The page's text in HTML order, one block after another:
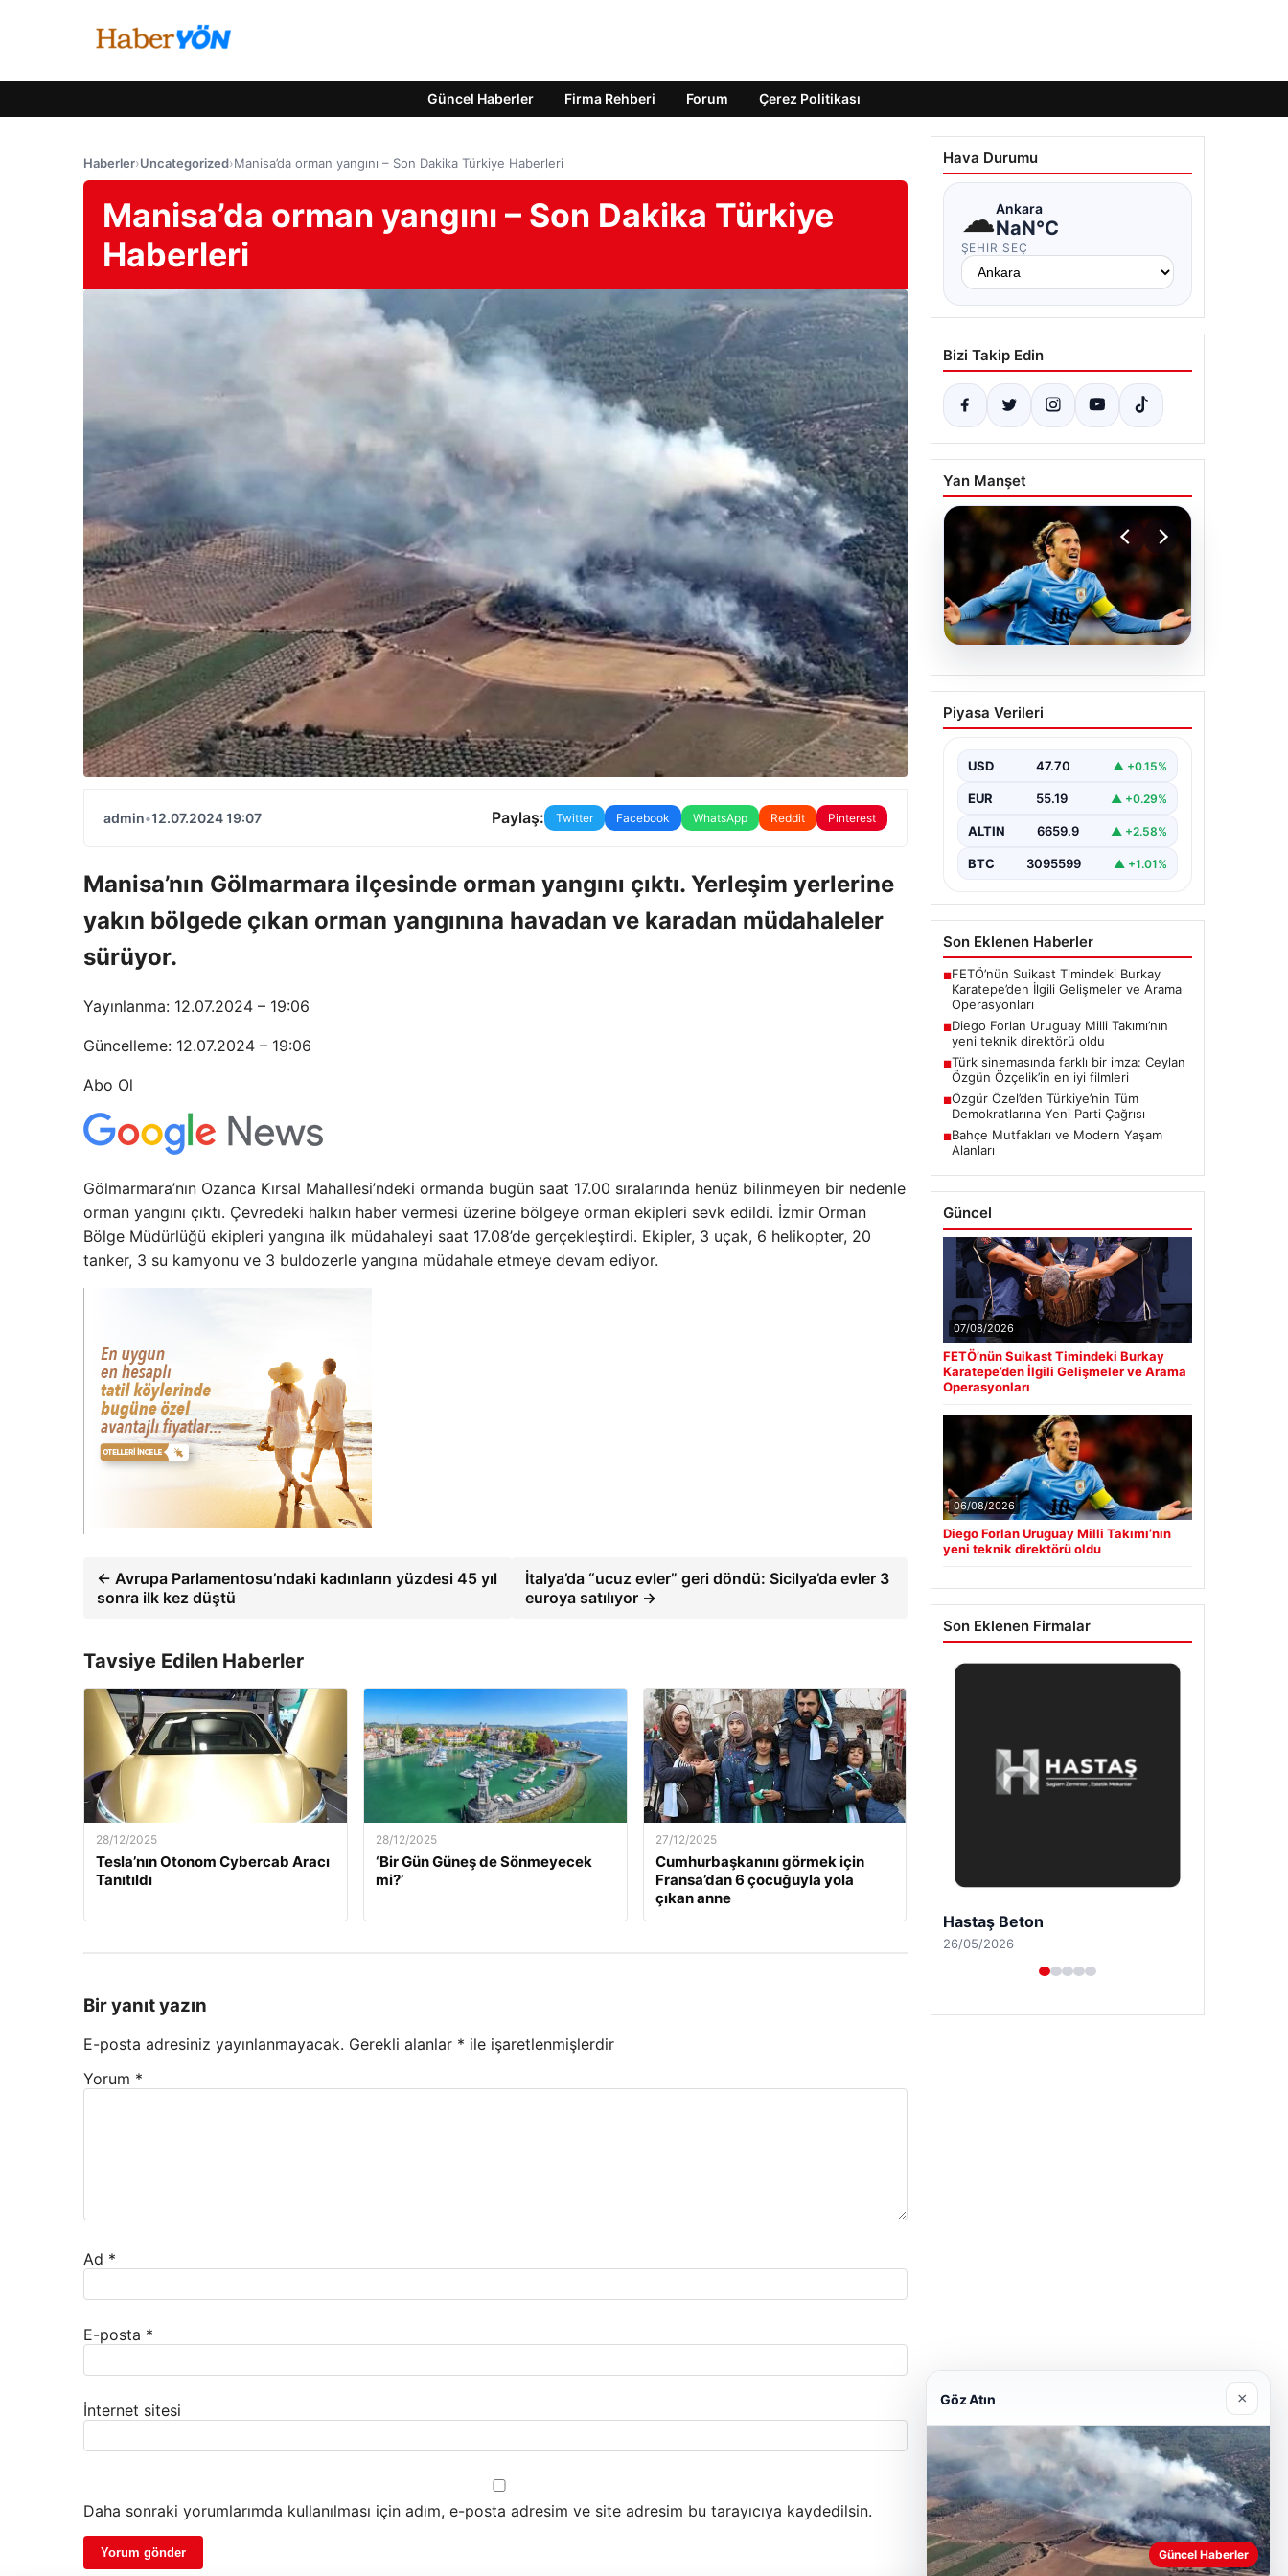
Güncel Haberler Firma Rehberi Forum Çerez Politikası
Haberler›Uncategorized›Manisa’da orman yangını – Son Dakika Türkiye Haberleri
Manisa’da orman yangını – Son Dakika Türkiye
Haberleri
admin•12.07.2024 19:07 Paylaş: Twitter Facebook WhatsApp Reddit Pinterest
Manisa’nın Gölmarmara ilçesinde orman yangını çıktı. Yerleşim yerlerine
yakın bölgede çıkan orman yangınına havadan ve karadan müdahaleler
sürüyor.
Yayınlanma: 12.07.2024 – 19:06
Güncelleme: 12.07.2024 – 19:06
Abo Ol
Gölmarmara’nın Ozanca Kırsal Mahallesi’ndeki ormanda bugün saat 17.00 sıralarında henüz bilinmeyen bir nedenle
orman yangını çıktı. Çevredeki halkın haber vermesi üzerine bölgeye orman ekipleri sevk edildi. İzmir Orman
Bölge Müdürlüğü ekipleri yangına ilk müdahaleyi saat 17.08’de gerçekleştirdi. Ekipler, 3 uçak, 6 helikopter, 20
tanker, 3 su kamyonu ve 3 buldozerle yangına müdahale etmeye devam ediyor.
← Avrupa Parlamentosu’ndaki kadınların yüzdesi 45 yıl
sonra ilk kez düştü
İtalya’da “ucuz evler” geri döndü: Sicilya’da evler 3
euroya satılıyor →
Tavsiye Edilen Haberler
28/12/2025
Tesla’nın Otonom Cybercab Aracı
Tanıtıldı
28/12/2025
‘Bir Gün Güneş de Sönmeyecek
mi?’
27/12/2025
Cumhurbaşkanını görmek için
Fransa’dan 6 çocuğuyla yola
çıkan anne
Bir yanıt yazın
E-posta adresiniz yayınlanmayacak. Gerekli alanlar * ile işaretlenmişlerdir
Yorum *
Ad *
E-posta *
İnternet sitesi
Daha sonraki yorumlarımda kullanılması için adım, e-posta adresim ve site adresim bu tarayıcıya kaydedilsin.
Hava Durumu
☁Ankara
NaN°C
ŞEHIR SEÇ
Bizi Takip Edin
Yan Manşet
06.08.2026
Diego Forlan Uruguay
Milli Takımı’nın yeni
Piyasa Verileri
USD 47.70 ▲ +0.15%
EUR 55.19 ▲ +0.29%
ALTIN 6659.9 ▲ +2.58%
BTC 3095599 ▲ +1.01%
Son Eklenen Haberler
■FETÖ’nün Suikast Timindeki Burkay
Karatepe’den İlgili Gelişmeler ve Arama
Operasyonları
■Diego Forlan Uruguay Milli Takımı’nın
yeni teknik direktörü oldu
■Türk sinemasında farklı bir imza: Ceylan
Özgün Özçelik’in en iyi filmleri
■Özgür Özel’den Türkiye’nin Tüm
Demokratlarına Yeni Parti Çağrısı
■Bahçe Mutfakları ve Modern Yaşam
Alanları
Güncel
07/08/2026
FETÖ’nün Suikast Timindeki Burkay
Karatepe’den İlgili Gelişmeler ve Arama
Operasyonları
06/08/2026
Diego Forlan Uruguay Milli Takımı’nın
yeni teknik direktörü oldu
Son Eklenen Firmalar
Prenses Night Club
29/04/2026
Göz Atın ×
Güncel Haberler